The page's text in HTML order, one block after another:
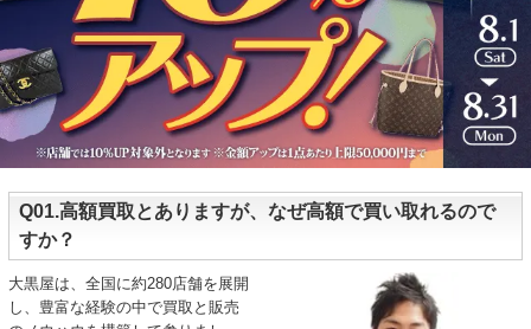
Q01.高額買取とありますが、なぜ高額で買い取れるので
すか？
大黒屋は、全国に約280店舗を展開
し、豊富な経験の中で買取と販売